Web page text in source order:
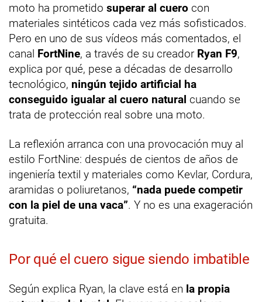
moto ha prometido superar al cuero con
materiales sintéticos cada vez más sofisticados.
Pero en uno de sus vídeos más comentados, el
canal FortNine, a través de su creador Ryan F9,
explica por qué, pese a décadas de desarrollo
tecnológico, ningún tejido artificial ha
conseguido igualar al cuero natural cuando se
trata de protección real sobre una moto.
La reflexión arranca con una provocación muy al
estilo FortNine: después de cientos de años de
ingeniería textil y materiales como Kevlar, Cordura,
aramidas o poliuretanos, “nada puede competir
con la piel de una vaca”. Y no es una exageración
gratuita.
Por qué el cuero sigue siendo imbatible
Según explica Ryan, la clave está en la propia